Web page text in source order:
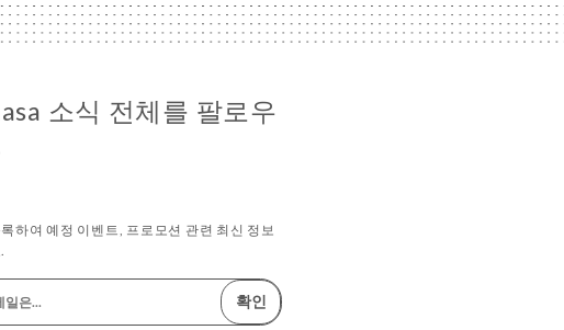
소식 전체를 팔로우
하여 예정 이벤트, 프로모션 관련 최신 정보
확인